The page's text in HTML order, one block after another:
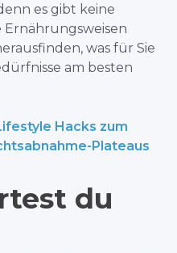
es gibt keine
Ernährungsweisen
was für Sie
am besten
Hacks zum
Plateaus
du